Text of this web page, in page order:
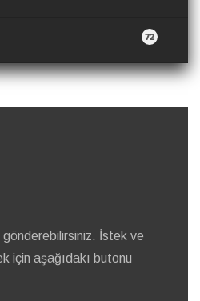
72
İstek ve
için aşağıdakı butonu